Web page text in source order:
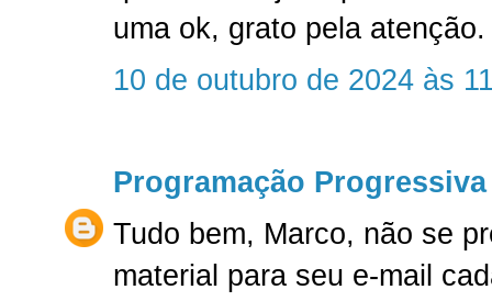
uma ok, grato pela atenção.
10 de outubro de 2024 às
Programação Progressiva
Tudo bem, Marco, não se
material para seu e-mail